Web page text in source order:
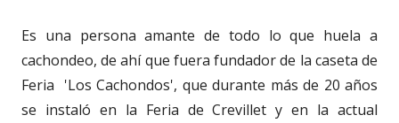
Es una persona amante de todo lo que huela a
cachondeo, de ahí que fuera fundador de la caseta de
Feria 'Los Cachondos', que durante más de 20 años
se instaló en la Feria de Crevillet y en la actual